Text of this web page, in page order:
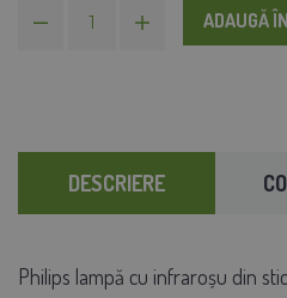
ADAUGĂ
DESCRIERE
Philips lampă cu infraroșu din